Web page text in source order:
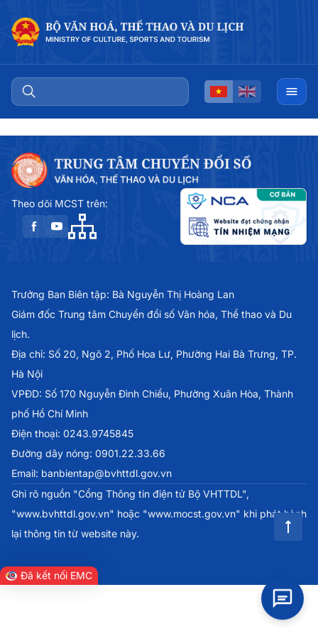
Theo dõi MCST trên:
Trưởng Ban Biên tập: Bà Nguyễn Thị Hoàng Lan
Giám đốc Trung tâm Chuyển đổi số Văn hóa, Thể thao và Du
lịch.
Địa chỉ: Số 20, Ngõ 2, Phố Hoa Lư, Phường Hai Bà Trưng, TP.
Hà Nội
VPĐD: Số 170 Nguyễn Đình Chiểu, Phường Xuân Hòa, Thành
phố Hồ Chí Minh
Điện thoại: 0243.9745845
Đường dây nóng: 0901.22.33.66
Email: banbientap@bvhttdl.gov.vn
Ghi rõ nguồn "Cổng Thông tin điện tử Bộ VHTTDL",
"www.bvhttdl.gov.vn" hoặc "www.mocst.gov.vn" khi phát hành
lại thông tin từ website này.
Đã kết nối EMC